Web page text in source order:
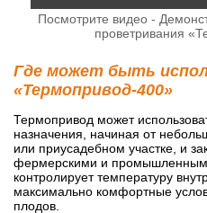
Посмотрите видео -
проветривания
Где может быть
«Термопривод-400»
Термопривод может
назначения, начиная от
или приусадебном участке, и
фермерскими и
контролирует температуру
максимально комфортные
плодов.